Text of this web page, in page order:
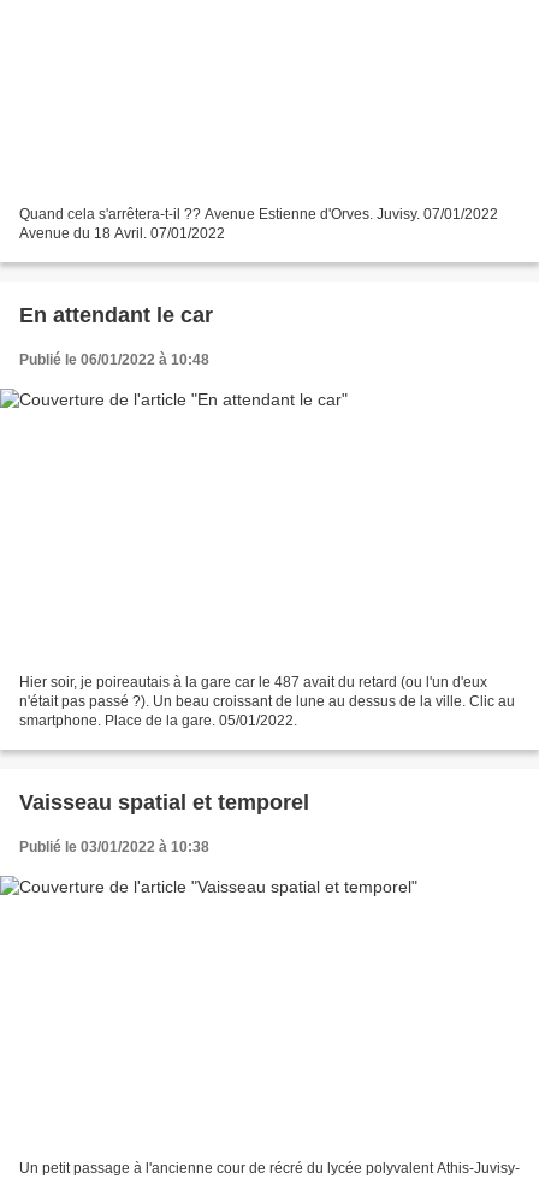
Quand cela s'arrêtera-t-il ?? Avenue Estienne d'Orves. Juvisy. 07/01/2022
Avenue du 18 Avril. 07/01/2022
En attendant le car
Publié le 06/01/2022 à 10:48
Hier soir, je poireautais à la gare car le 487 avait du retard (ou l'un d'eux
n'était pas passé ?). Un beau croissant de lune au dessus de la ville. Clic au
smartphone. Place de la gare. 05/01/2022.
Vaisseau spatial et temporel
Publié le 03/01/2022 à 10:38
Un petit passage à l'ancienne cour de récré du lycée polyvalent Athis-Juvisy-